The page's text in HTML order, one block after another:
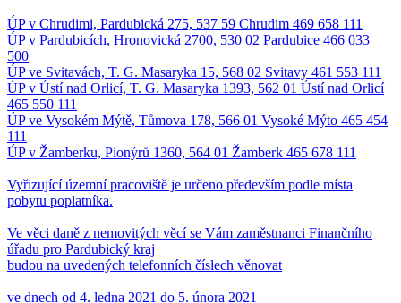
ÚP v Chrudimi, Pardubická 275, 537 59 Chrudim 469 658 111
ÚP v Pardubicích, Hronovická 2700, 530 02 Pardubice 466 033
500
ÚP ve Svitavách, T. G. Masaryka 15, 568 02 Svitavy 461 553 111
ÚP v Ústí nad Orlicí, T. G. Masaryka 1393, 562 01 Ústí nad Orlicí
465 550 111
ÚP ve Vysokém Mýtě, Tůmova 178, 566 01 Vysoké Mýto 465 454
111
ÚP v Žamberku, Pionýrů 1360, 564 01 Žamberk 465 678 111
Vyřizující územní pracoviště je určeno především podle místa
pobytu poplatníka.
Ve věci daně z nemovitých věcí se Vám zaměstnanci Finančního
úřadu pro Pardubický kraj
budou na uvedených telefonních číslech věnovat
ve dnech od 4. ledna 2021 do 5. února 2021